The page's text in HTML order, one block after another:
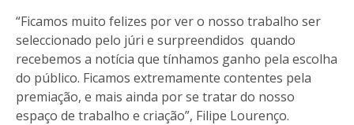
“Ficamos muito felizes por ver o nosso trabalho ser
seleccionado pelo júri e surpreendidos quando
recebemos a notícia que tínhamos ganho pela escolha
do público. Ficamos extremamente contentes pela
premiação, e mais ainda por se tratar do nosso
espaço de trabalho e criação”, Filipe Lourenço.